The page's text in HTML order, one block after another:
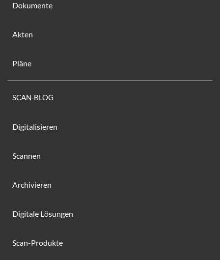
Dokumente
Akten
Pläne
SCAN-BLOG
Digitalisieren
Scannen
Archivieren
Digitale Lösungen
Scan-Produkte